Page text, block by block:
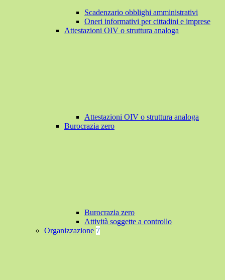
Scadenzario obblighi amministrativi
Oneri informativi per cittadini e imprese
Attestazioni OIV o struttura analoga
Attestazioni OIV o struttura analoga
Burocrazia zero
Burocrazia zero
Attività soggette a controllo
Organizzazione 7